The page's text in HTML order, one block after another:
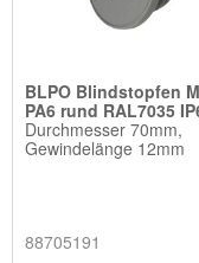
BLPO Blindstopfen
PA6 rund RAL7035
Durchmesser 70mm,
Gewindelänge 12mm
88705191